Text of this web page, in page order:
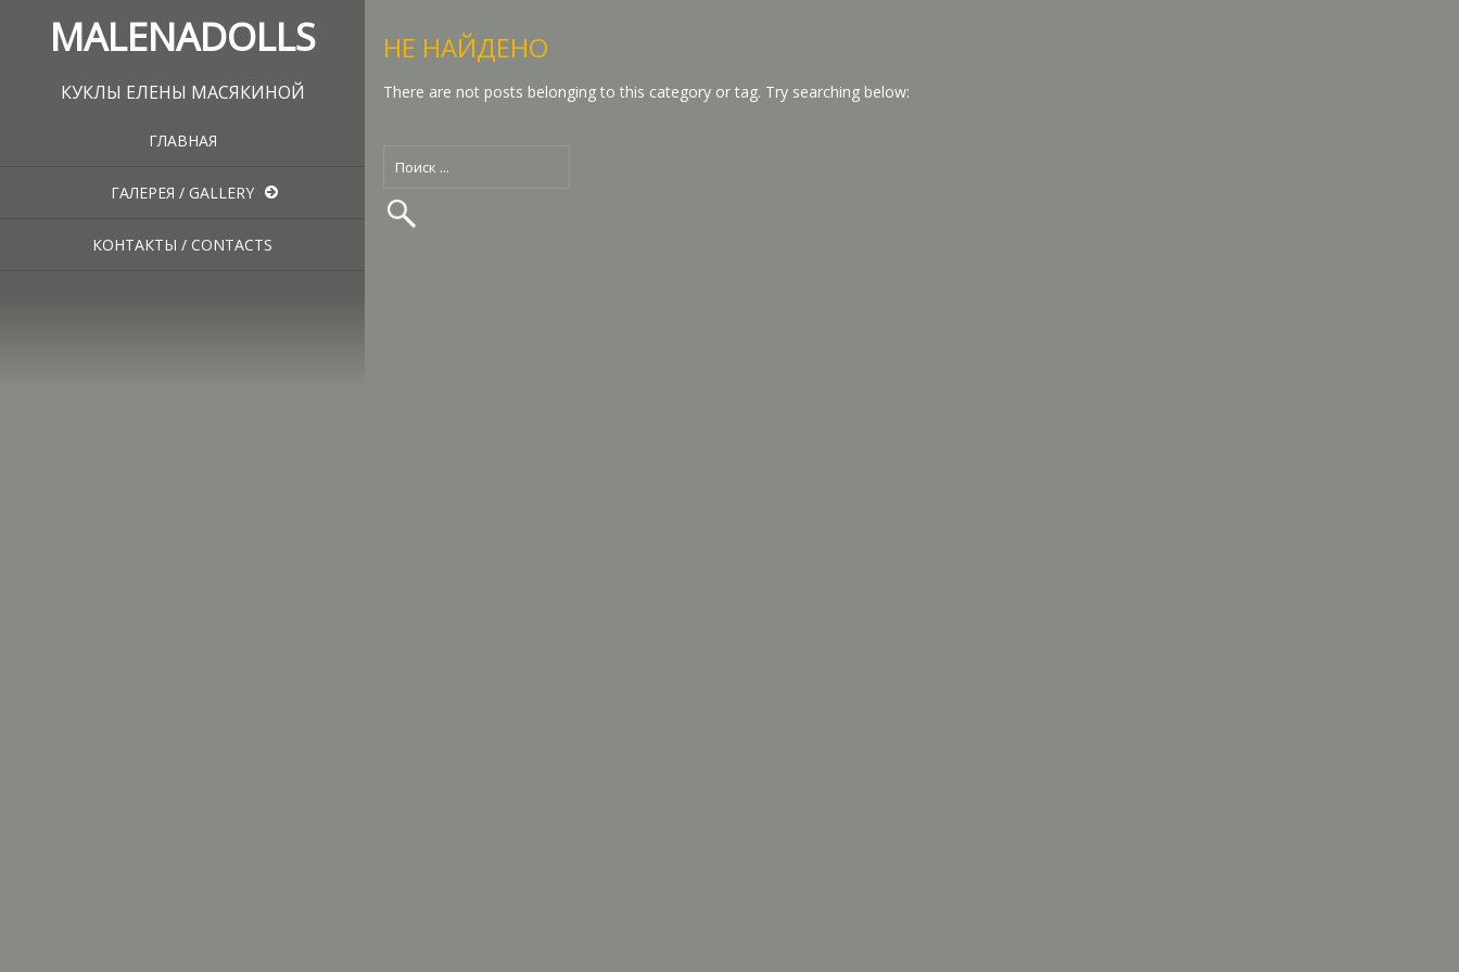
MALENADOLLS
КУКЛЫ ЕЛЕНЫ МАСЯКИНОЙ
ГЛАВНАЯ
ГАЛЕРЕЯ / GALLERY
КОНТАКТЫ / CONTACTS
НЕ НАЙДЕНО
There are not posts belonging to this category or tag. Try searching below: